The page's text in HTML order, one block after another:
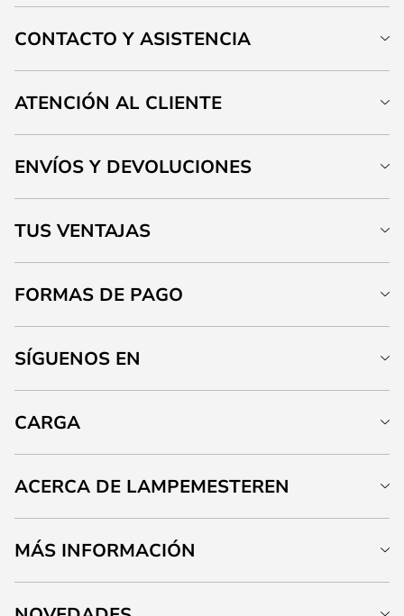
CONTACTO Y ASISTENCIA
ATENCIÓN AL CLIENTE
ENVÍOS Y DEVOLUCIONES
TUS VENTAJAS
FORMAS DE PAGO
SÍGUENOS EN
CARGA
ACERCA DE LAMPEMESTEREN
MÁS INFORMACIÓN